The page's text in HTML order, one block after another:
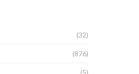
(32)
(876)
(5)